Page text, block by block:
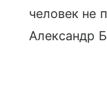
человек не
Александр